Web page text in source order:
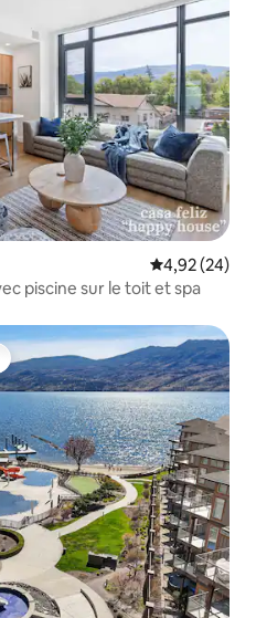
Note
4,92 (24)
piscine sur le toit et spa
les plus aimés